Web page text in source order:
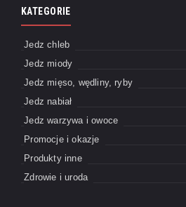
KATEGORIE
Jedz chleb
Jedz miody
Jedz mięso, wędliny, ryby
Jedz nabiał
Jedz warzywa i owoce
Promocje i okazje
Produkty inne
Zdrowie i uroda